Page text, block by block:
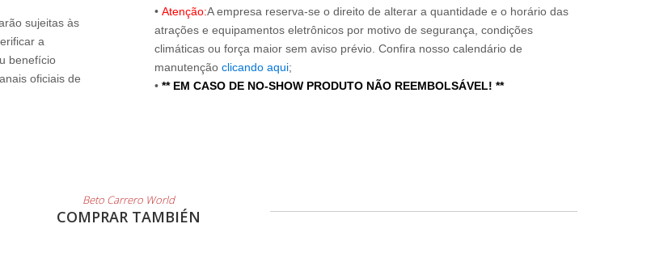
sujeitas às
a
benefício
oficiais de
• Atenção:A empresa reserva-se o direito de alterar a quantidade e o horário das
atrações e equipamentos eletrônicos por motivo de segurança, condições
climáticas ou força maior sem aviso prévio. Confira nosso calendário de
manutenção clicando aqui;
• ** EM CASO DE NO-SHOW PRODUTO NÃO REEMBOLSÁVEL! **
Beto Carrero World
COMPRAR TAMBIÉN